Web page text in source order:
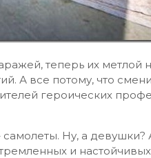
теперь их метлой
А все потому, что
героических
Ну, а девушки?
и